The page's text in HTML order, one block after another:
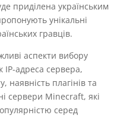
приділена українським
унікальні
гравців.
аспекти вибору
IP-адреса сервера,
наявність плагінів та
сервери Minecraft, які
серед